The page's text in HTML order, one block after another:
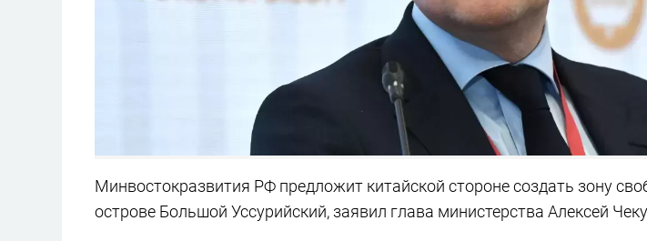
Минвостокразвития РФ предложит китайской стороне создать зону
острове Большой Уссурийский, заявил глава министерства Алексей